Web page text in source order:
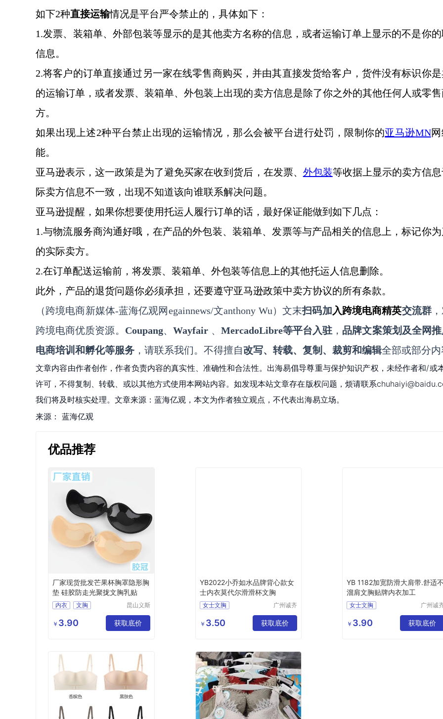
如下2种直接运输情况是平台严令禁止的，具体如下：
1.发票、装箱单、外部包装等显示的是其他卖方名称的信息，或者运输订单上显示的不是你
信息。
2.将客户的订单直接通过另一家在线零售商购买，并由其直接发货给客户，货件没有标识你
的运输订单，或者发票、装箱单、外包装上出现的卖方信息是除了你之外的其他任何人或零
方。
如果出现上述2种平台禁止出现的运输情况，那么会被平台进行处罚，限制你的亚马逊MN
能。
亚马逊表示，这一政策是为了避免买家在收到货后，在发票、 外包装等收据上显示的卖方信
际卖方信息不一致，出现不知道该向谁联系解决问题。
亚马逊提醒，如果你想要使用托运人履行订单的话，最好保证能做到如下几点：
1.与物流服务商沟通好哦，在产品的外包装、装箱单、发票等与产品相关的信息上，标记你
的实际卖方。
2.在订单配送运输前，将发票、装箱单、外包装等信息上的其他托运人信息删除。
此外，产品的退货问题你必须承担，还要遵守亚马逊政策中卖方协议的所有条款。
（跨境电商新媒体-蓝海亿观网egainnews/文anthony Wu）文末扫码加入跨境电商精英交流群
跨境电商优质资源。 Coupang、 Wayfair 、 MercadoLibre等平台入驻 ， 品牌文案策划及全网
电商培训和孵化等服务 ，请联系我们。不得擅自改写、转载、复制、裁剪和编辑全部或部分
文章内容由作者创作，作者负责内容的真实性、准确性和合法性。出海易倡导尊重与保护知识产权，未经作者和/或
许可，不得复制、转载、或以其他方式使用本网站内容。如发现本站文章存在版权问题，烦请联系
我们将及时核实处理。文章来源：蓝海亿观，本文为作者独立观点，不代表出海易立场。
来源： 蓝海亿观
优品推荐
厂家现货批发芒果杯胸罩隐形胸
垫 硅胶防走光聚拢文胸乳贴
内衣
文胸
昆山义斯
限公司
￥ 3.90 获取底价
YB2022小乔如水品牌背心款女
士内衣莫代尔滑滑杯文胸
女士文胸
广州诚齐
公司
￥ 3.50 获取底价
YB 1182加宽防滑大肩带.舒适
溜肩文胸贴牌内衣加工
女士文胸
广州诚
公司
￥ 3.90 获取底价